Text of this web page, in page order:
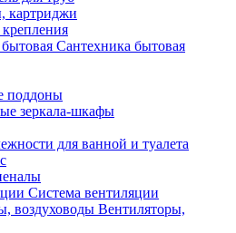
картриджи
Сантехника бытовая
поддоны
зеркала-шкафы
для ванной и туалета
Система вентиляции
Вентиляторы,